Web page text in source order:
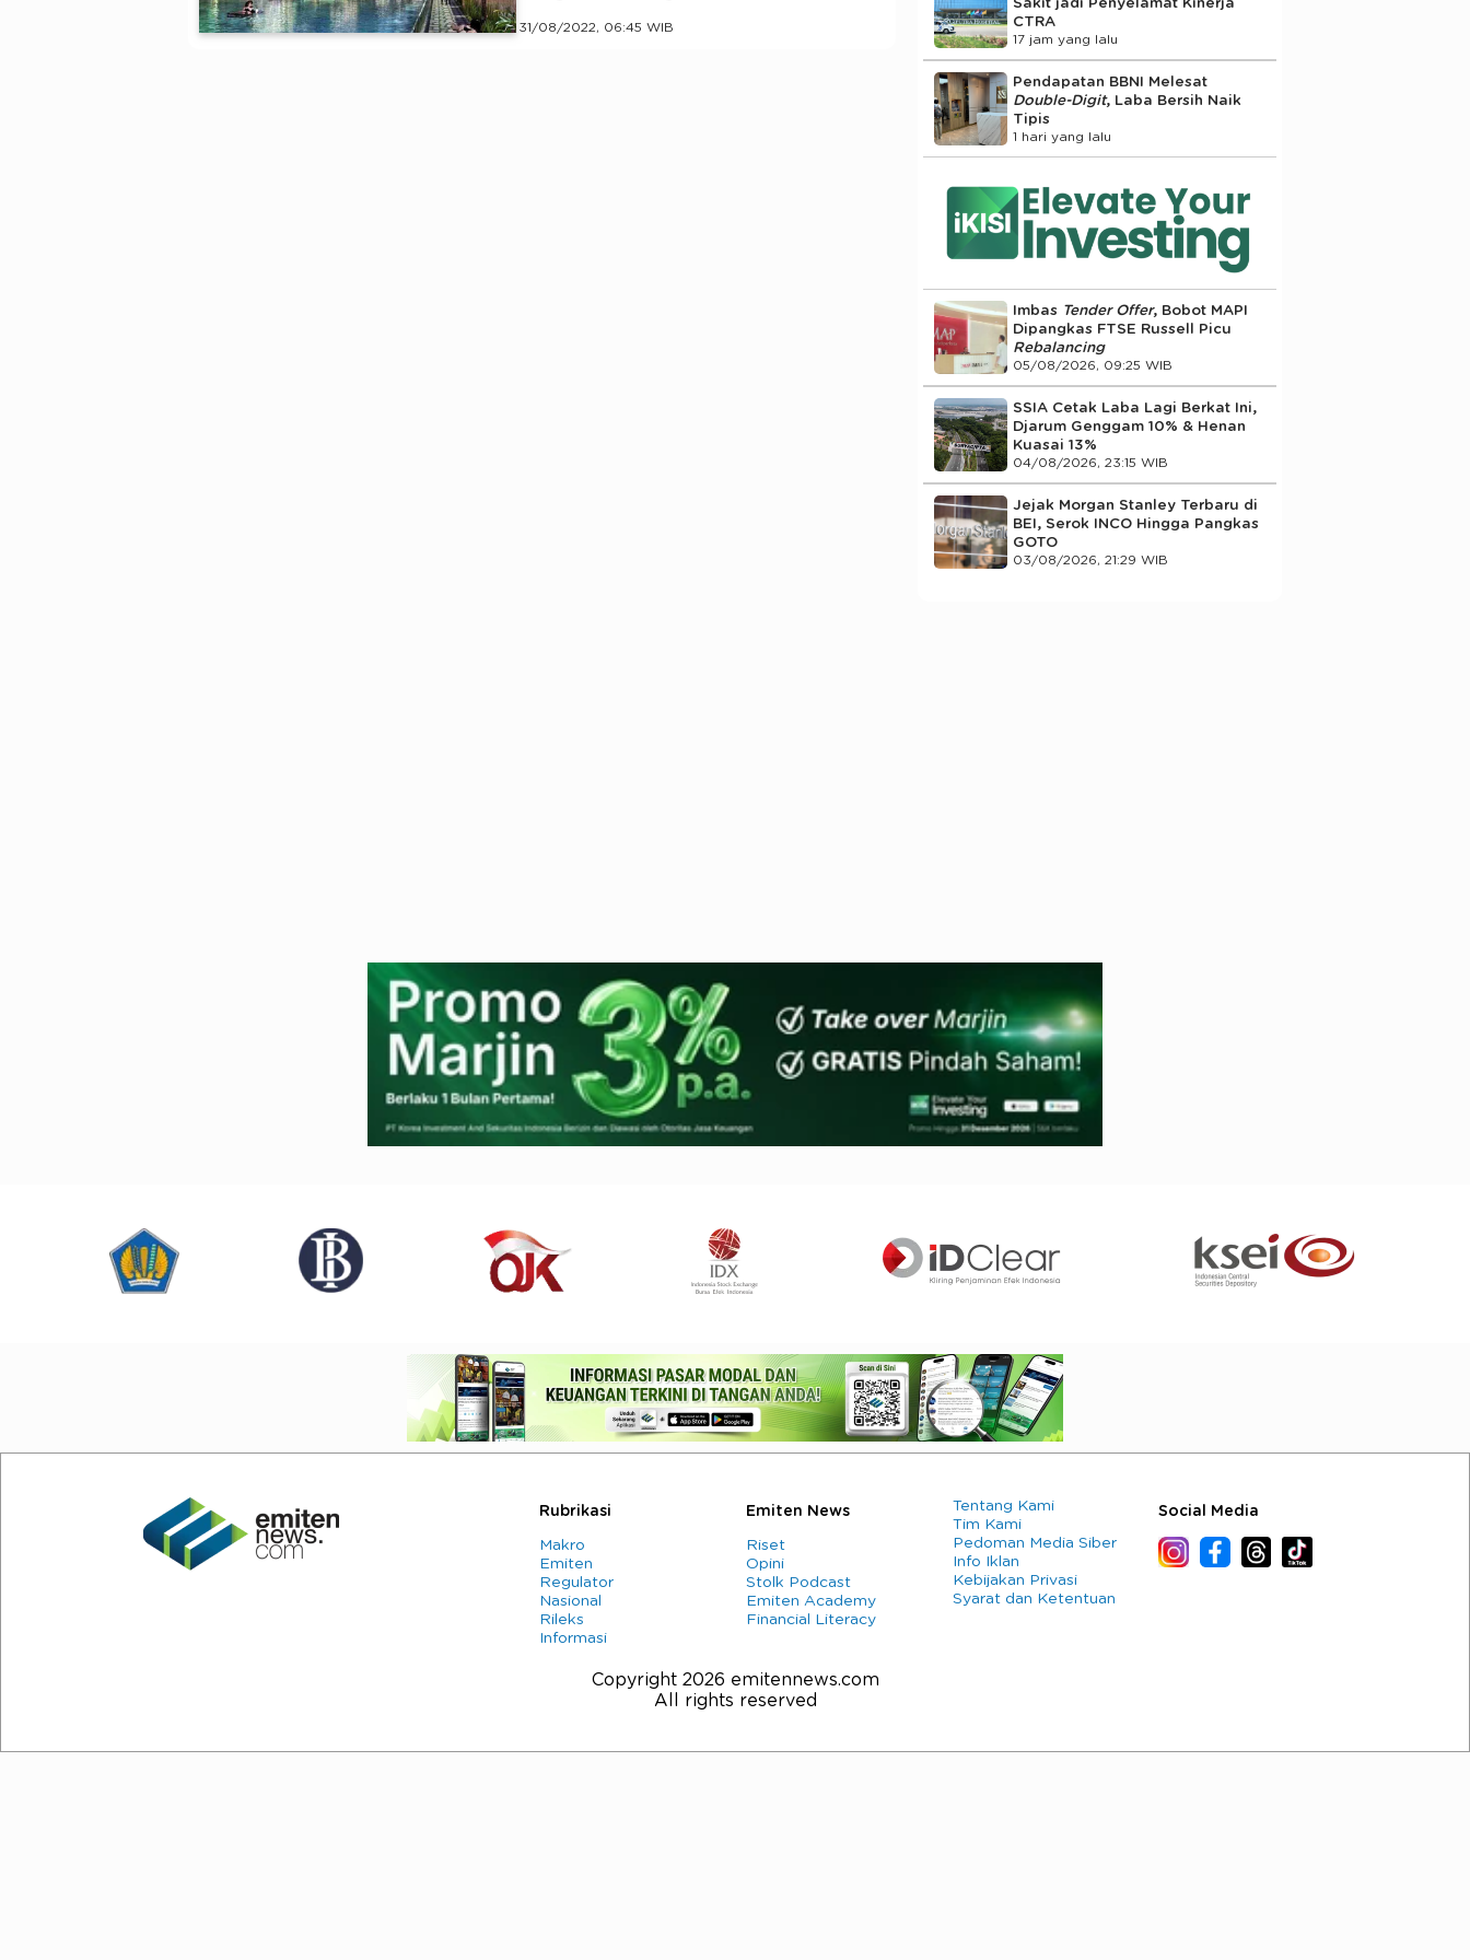
31/08/2022, 06:45 WIB
Sakit jadi Penyelamat Kinerja
CTRA
17 jam yang lalu
Pendapatan BBNI Melesat
Double-Digit, Laba Bersih Naik
Tipis
1 hari yang lalu
Imbas Tender Offer, Bobot MAPI
Dipangkas FTSE Russell Picu
Rebalancing
05/08/2026, 09:25 WIB
SSIA Cetak Laba Lagi Berkat Ini,
Djarum Genggam 10% & Henan
Kuasai 13%
04/08/2026, 23:15 WIB
Jejak Morgan Stanley Terbaru di
BEI, Serok INCO Hingga Pangkas
GOTO
03/08/2026, 21:29 WIB
Rubrikasi
Makro
Emiten
Regulator
Nasional
Rileks
Informasi
Emiten News
Riset
Opini
Stolk Podcast
Emiten Academy
Financial Literacy
Tentang Kami
Tim Kami
Pedoman Media Siber
Info Iklan
Kebijakan Privasi
Syarat dan Ketentuan
Social Media
Copyright 2026 emitennews.com
All rights reserved